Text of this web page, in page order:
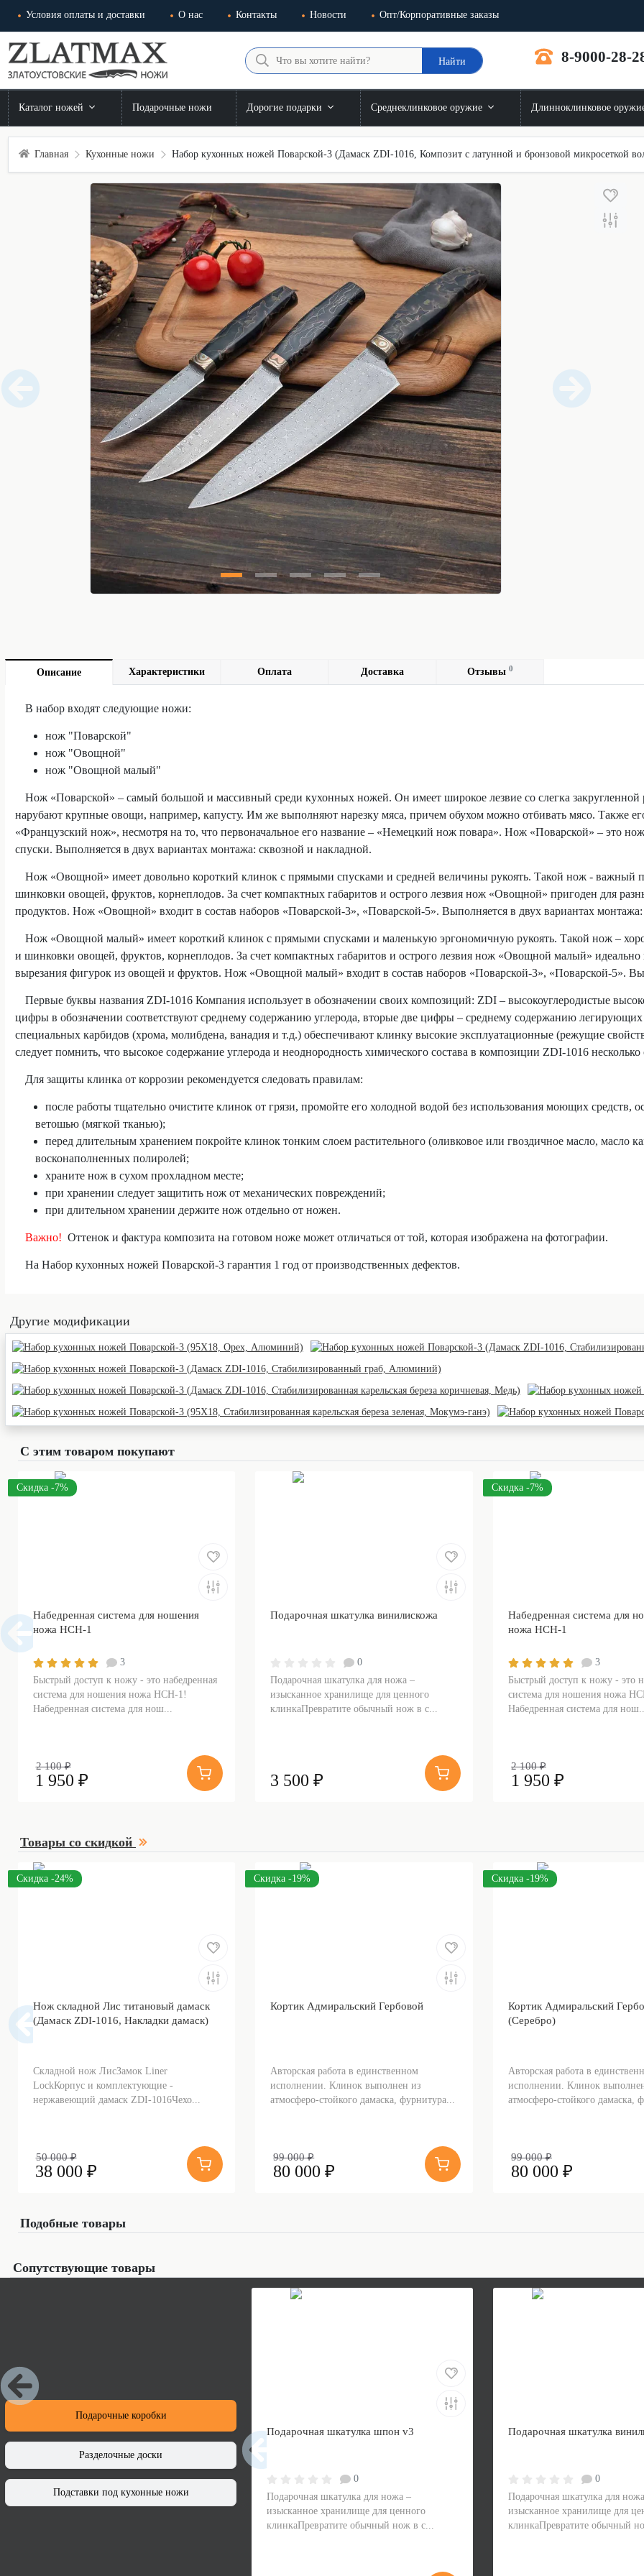
Условия оплаты и доставки О нас Контакты Новости Опт/Корпоративные заказы
Найти 8-9000-28-
Каталог ножей Подарочные ножи Дорогие подарки Среднеклинковое оружие Длинноклинковое
Главная Кухонные ножи Набор кухонных ножей Поварской-3 (Дамаск ZDI-1016, Композит с латунной и бронзовой микросеткой
Описание Характеристики Оплата Доставка Отзывы 0
В набор входят следующие ножи:
нож "Поварской"
нож "Овощной"
нож "Овощной малый"
Нож «Поварской» – самый большой и массивный среди кухонных ножей. Он имеет широкое лезвие со слегка
нарубают крупные овощи, например, капусту. Им же выполняют нарезку мяса, причем обухом можно отбивать мясо.
«Французский нож», несмотря на то, что первоначальное его название – «Немецкий нож повара». Нож «Поварской» – это
спуски. Выполняется в двух вариантах монтажа: сквозной и накладной.
Нож «Овощной» имеет довольно короткий клинок с прямыми спусками и средней величины рукоять. Такой нож - важный
шинковки овощей, фруктов, корнеплодов. За счет компактных габаритов и острого лезвия нож «Овощной» пригоден для
продуктов. Нож «Овощной» входит в состав наборов «Поварской-3», «Поварской-5». Выполняется в двух вариантах
Нож «Овощной малый» имеет короткий клинок с прямыми спусками и маленькую эргономичную рукоять. Такой нож –
и шинковки овощей, фруктов, корнеплодов. За счет компактных габаритов и острого лезвия нож «Овощной малый»
вырезания фигурок из овощей и фруктов. Нож «Овощной малый» входит в состав наборов «Поварской-3», «Поварской-5».
Первые буквы названия ZDI-1016 Компания использует в обозначении своих композиций: ZDI – высокоуглеродистые
цифры в обозначении соответствуют среднему содержанию углерода, вторые две цифры – среднему содержанию
специальных карбидов (хрома, молибдена, ванадия и т.д.) обеспечивают клинку высокие эксплуатационные (режущие
следует помнить, что высокое содержание углерода и неоднородность химического состава в композиции ZDI-1016
Для защиты клинка от коррозии рекомендуется следовать правилам:
после работы тщательно очистите клинок от грязи, промойте его холодной водой без использования моющих средств,
ветошью (мягкой тканью);
перед длительным хранением покройте клинок тонким слоем растительного (оливковое или гвоздичное масло, масло
восконаполненных полиролей;
храните нож в сухом прохладном месте;
при хранении следует защитить нож от механических повреждений;
при длительном хранении держите нож отдельно от ножен.
Важно! Оттенок и фактура композита на готовом ноже может отличаться от той, которая изображена на фотографии.
На Набор кухонных ножей Поварской-3 гарантия 1 год от производственных дефектов.
Другие модификации
С этим товаром покупают
Скидка -7%
Набедренная система для ношения
ножа НСН-1
3
Быстрый доступ к ножу - это набедренная
система для ношения ножа НСН-1!
Набедренная система для нош...
2 100 ₽
1 950 ₽
Подарочная шкатулка винилискожа
0
Подарочная шкатулка для ножа –
изысканное хранилище для ценного
клинкаПревратите обычный нож в с...
3 500 ₽
Скидка -7%
Набедренная система для
ножа НСН-1
3
Быстрый доступ к ножу - это
система для ношения ножа
Набедренная система для
2 100 ₽
1 950 ₽
Товары со скидкой
Скидка -24%
Нож складной Лис титановый дамаск
(Дамаск ZDI-1016, Накладки дамаск)
Складной нож ЛисЗамок Liner
LockКорпус и комплектующие -
нержавеющий дамаск ZDI-1016Чехо...
50 000 ₽
38 000 ₽
Скидка -19%
Кортик Адмиральский Гербовой
Авторская работа в единственном
исполнении. Клинок выполнен из
атмосферо-стойкого дамаска, фурнитура...
99 000 ₽
80 000 ₽
Скидка -19%
Кортик Адмиральский
(Серебро)
Авторская работа в
исполнении. Клинок
атмосферо-стойкого дамаска,
99 000 ₽
80 000 ₽
Подобные товары
Сопутствующие товары
Подарочные коробки
Разделочные доски
Подставки под кухонные ножи
Подарочная шкатулка шпон v3
0
Подарочная шкатулка для ножа –
изысканное хранилище для ценного
клинкаПревратите обычный нож в с...
Подарочная шкатулка
0
Подарочная шкатулка для
изысканное хранилище для
клинкаПревратите обычный